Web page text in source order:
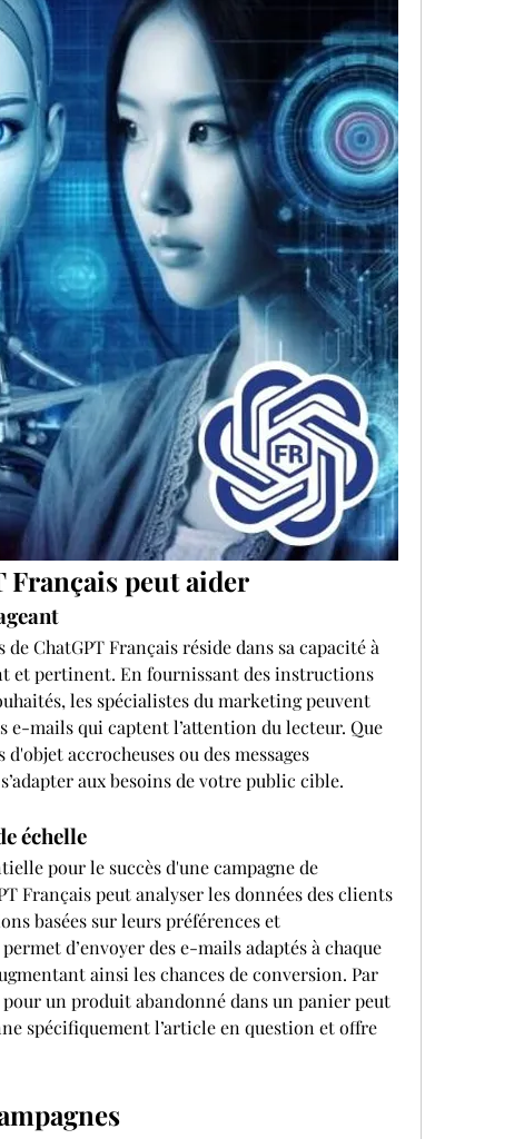
Français peut aider
de ChatGPT Français réside dans sa capacité à
et pertinent. En fournissant des instructions
les spécialistes du marketing peuvent
e-mails qui captent l’attention du lecteur. Que
accrocheuses ou des messages
aux besoins de votre public cible.
échelle
pour le succès d'une campagne de
Français peut analyser les données des clients
basées sur leurs préférences et
d’envoyer des e-mails adaptés à chaque
ainsi les chances de conversion. Par
un produit abandonné dans un panier peut
spécifiquement l’article en question et offre